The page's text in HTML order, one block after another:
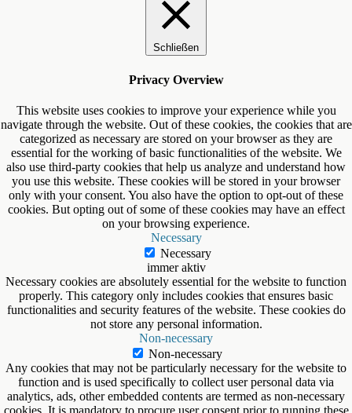
Schließen
Privacy Overview
This website uses cookies to improve your experience while you
navigate through the website. Out of these cookies, the cookies that are
categorized as necessary are stored on your browser as they are
essential for the working of basic functionalities of the website. We
also use third-party cookies that help us analyze and understand how
you use this website. These cookies will be stored in your browser
only with your consent. You also have the option to opt-out of these
cookies. But opting out of some of these cookies may have an effect
on your browsing experience.
Necessary
Necessary
immer aktiv
Necessary cookies are absolutely essential for the website to function
properly. This category only includes cookies that ensures basic
functionalities and security features of the website. These cookies do
not store any personal information.
Non-necessary
Non-necessary
Any cookies that may not be particularly necessary for the website to
function and is used specifically to collect user personal data via
analytics, ads, other embedded contents are termed as non-necessary
cookies. It is mandatory to procure user consent prior to running these